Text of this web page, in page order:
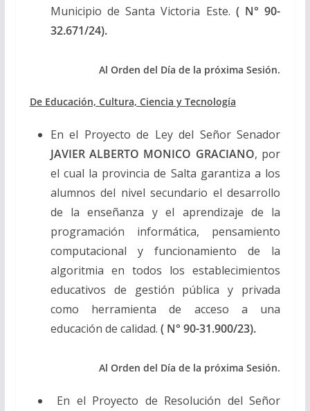
Municipio de Santa Victoria Este. ( N° 90-
32.671/24).
Al Orden del Día de la próxima Sesión.
De Educación, Cultura, Ciencia y Tecnología
En el Proyecto de Ley del Señor Senador
JAVIER ALBERTO MONICO GRACIANO, por
el cual la provincia de Salta garantiza a los
alumnos del nivel secundario el desarrollo
de la enseñanza y el aprendizaje de la
programación informática, pensamiento
computacional y funcionamiento de la
algoritmia en todos los establecimientos
educativos de gestión pública y privada
como herramienta de acceso a una
educación de calidad. ( N° 90-31.900/23).
Al Orden del Día de la próxima Sesión.
En el Proyecto de Resolución del Señor